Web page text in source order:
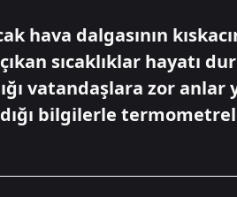
hava dalgasının
sıcaklıklar hayatı
vatandaşlara zor anlar
bilgilerle